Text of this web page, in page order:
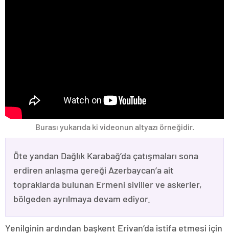
Burası yukarıda ki videonun altyazı örneğidir.
Öte yandan Dağlık Karabağ’da çatışmaları sona
erdiren anlaşma gereği Azerbaycan’a ait
topraklarda bulunan Ermeni siviller ve askerler,
bölgeden ayrılmaya devam ediyor.
Yenilginin ardından başkent Erivan’da istifa etmesi için